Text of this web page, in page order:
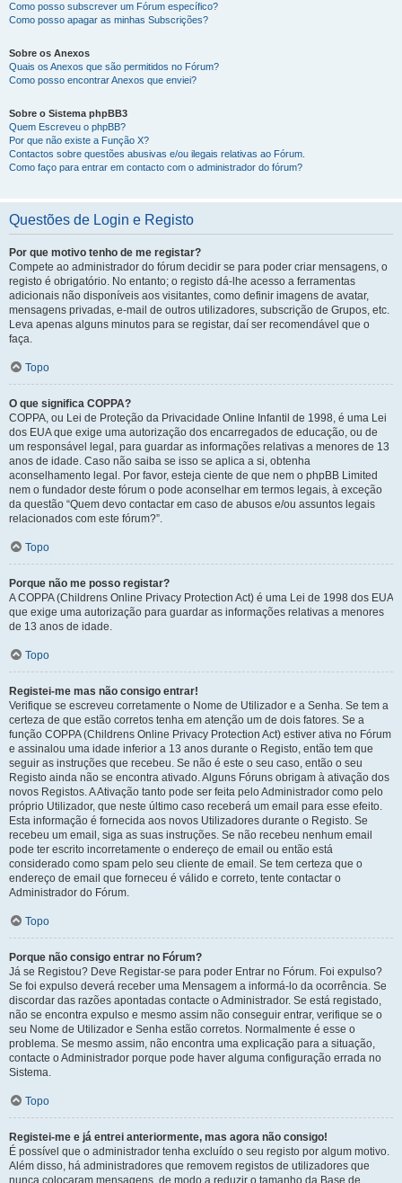
Como posso subscrever um Fórum específico?
Como posso apagar as minhas Subscrições?
Sobre os Anexos
Quais os Anexos que são permitidos no Fórum?
Como posso encontrar Anexos que enviei?
Sobre o Sistema phpBB3
Quem Escreveu o phpBB?
Por que não existe a Função X?
Contactos sobre questões abusivas e/ou ilegais relativas ao Fórum.
Como faço para entrar em contacto com o administrador do fórum?
Questões de Login e Registo
Por que motivo tenho de me registar?
Compete ao administrador do fórum decidir se para poder criar mensagens, o
registo é obrigatório. No entanto; o registo dá-lhe acesso a ferramentas
adicionais não disponíveis aos visitantes, como definir imagens de avatar,
mensagens privadas, e-mail de outros utilizadores, subscrição de Grupos, etc.
Leva apenas alguns minutos para se registar, daí ser recomendável que o
faça.
Topo
O que significa COPPA?
COPPA, ou Lei de Proteção da Privacidade Online Infantil de 1998, é uma Lei
dos EUA que exige uma autorização dos encarregados de educação, ou de
um responsável legal, para guardar as informações relativas a menores de 13
anos de idade. Caso não saiba se isso se aplica a si, obtenha
aconselhamento legal. Por favor, esteja ciente de que nem o phpBB Limited
nem o fundador deste fórum o pode aconselhar em termos legais, à exceção
da questão “Quem devo contactar em caso de abusos e/ou assuntos legais
relacionados com este fórum?”.
Topo
Porque não me posso registar?
A COPPA (Childrens Online Privacy Protection Act) é uma Lei de 1998 dos EUA
que exige uma autorização para guardar as informações relativas a menores
de 13 anos de idade.
Topo
Registei-me mas não consigo entrar!
Verifique se escreveu corretamente o Nome de Utilizador e a Senha. Se tem a
certeza de que estão corretos tenha em atenção um de dois fatores. Se a
função COPPA (Childrens Online Privacy Protection Act) estiver ativa no Fórum
e assinalou uma idade inferior a 13 anos durante o Registo, então tem que
seguir as instruções que recebeu. Se não é este o seu caso, então o seu
Registo ainda não se encontra ativado. Alguns Fóruns obrigam à ativação dos
novos Registos. A Ativação tanto pode ser feita pelo Administrador como pelo
próprio Utilizador, que neste último caso receberá um email para esse efeito.
Esta informação é fornecida aos novos Utilizadores durante o Registo. Se
recebeu um email, siga as suas instruções. Se não recebeu nenhum email
pode ter escrito incorretamente o endereço de email ou então está
considerado como spam pelo seu cliente de email. Se tem certeza que o
endereço de email que forneceu é válido e correto, tente contactar o
Administrador do Fórum.
Topo
Porque não consigo entrar no Fórum?
Já se Registou? Deve Registar-se para poder Entrar no Fórum. Foi expulso?
Se foi expulso deverá receber uma Mensagem a informá-lo da ocorrência. Se
discordar das razões apontadas contacte o Administrador. Se está registado,
não se encontra expulso e mesmo assim não conseguir entrar, verifique se o
seu Nome de Utilizador e Senha estão corretos. Normalmente é esse o
problema. Se mesmo assim, não encontra uma explicação para a situação,
contacte o Administrador porque pode haver alguma configuração errada no
Sistema.
Topo
Registei-me e já entrei anteriormente, mas agora não consigo!
É possível que o administrador tenha excluído o seu registo por algum motivo.
Além disso, há administradores que removem registos de utilizadores que
nunca colocaram mensagens, de modo a reduzir o tamanho da Base de